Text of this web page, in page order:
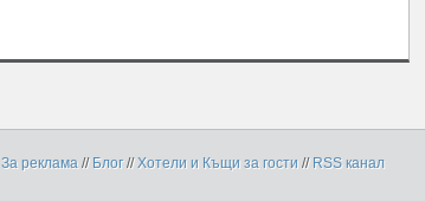
За реклама // Блог //Хотели и Къщи за гости // RSS канал